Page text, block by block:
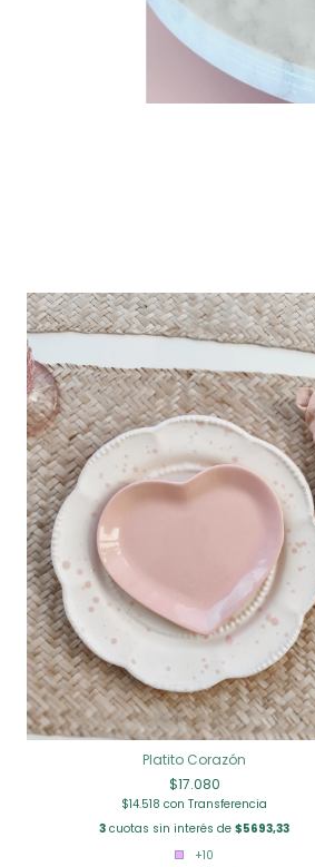
Platito Corazón
$17.080
$14.518con Transferencia
3 cuotas sin interés de$5693,33
+10